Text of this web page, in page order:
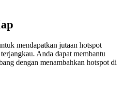
mendapatkan jutaan hotspot
Anda dapat membantu
dengan menambahkan hotspot di